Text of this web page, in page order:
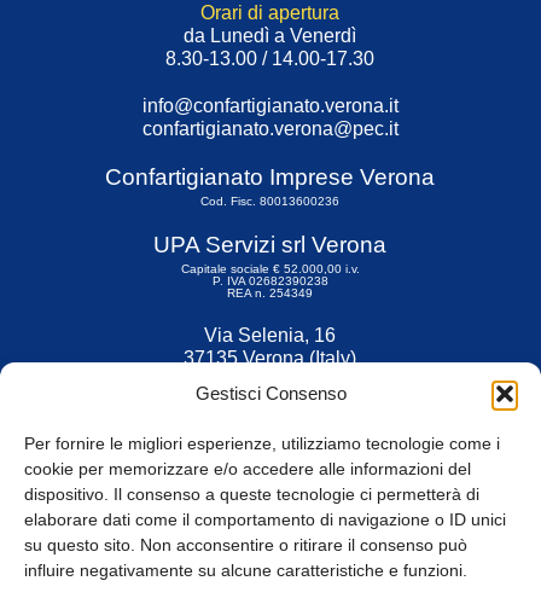
Gestisci Consenso
Per fornire le migliori esperienze, utilizziamo tecnologie come i
cookie per memorizzare e/o accedere alle informazioni del
dispositivo. Il consenso a queste tecnologie ci permetterà di
elaborare dati come il comportamento di navigazione o ID unici
su questo sito. Non acconsentire o ritirare il consenso può
influire negativamente su alcune caratteristiche e funzioni.
Orari di apertura
da Lunedì a Venerdì
8.30-13.00 / 14.00-17.30
info@confartigianato.verona.it
confartigianato.verona@pec.it
Confartigianato Imprese Verona
Cod. Fisc. 80013600236
UPA Servizi srl Verona
Capitale sociale € 52.000,00 i.v.
P. IVA 02682390238
REA n. 254349
Via Selenia, 16
37135 Verona (Italy)
Fax 045 9211599
© Tutti i diritti riservati